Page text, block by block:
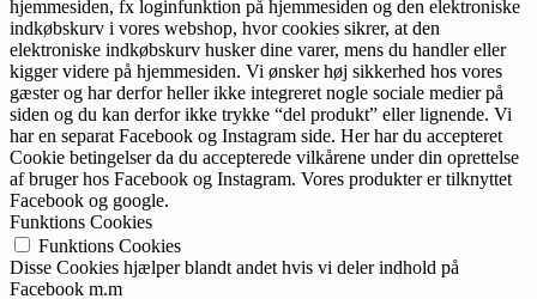
hjemmesiden, fx loginfunktion på hjemmesiden og den elektroniske
indkøbskurv i vores webshop, hvor cookies sikrer, at den
elektroniske indkøbskurv husker dine varer, mens du handler eller
kigger videre på hjemmesiden. Vi ønsker høj sikkerhed hos vores
gæster og har derfor heller ikke integreret nogle sociale medier på
siden og du kan derfor ikke trykke “del produkt” eller lignende. Vi
har en separat Facebook og Instagram side. Her har du accepteret
Cookie betingelser da du accepterede vilkårene under din oprettelse
af bruger hos Facebook og Instagram. Vores produkter er tilknyttet
Facebook og google.
Funktions Cookies
Funktions Cookies
Disse Cookies hjælper blandt andet hvis vi deler indhold på
Facebook m.m